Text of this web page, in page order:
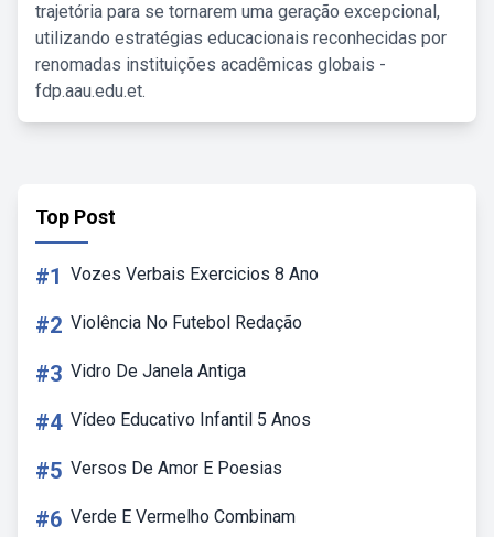
trajetória para se tornarem uma geração excepcional,
utilizando estratégias educacionais reconhecidas por
renomadas instituições acadêmicas globais -
fdp.aau.edu.et.
Top Post
#1 Vozes Verbais Exercicios 8 Ano
#2 Violência No Futebol Redação
#3 Vidro De Janela Antiga
#4 Vídeo Educativo Infantil 5 Anos
#5 Versos De Amor E Poesias
#6 Verde E Vermelho Combinam